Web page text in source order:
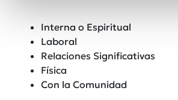
Interna o Espiritual
Laboral
Relaciones Significativas
Física
Con la Comunidad